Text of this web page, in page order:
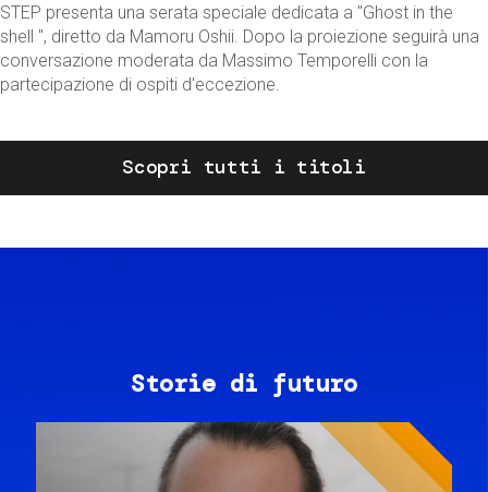
STEP presenta una serata speciale dedicata a "Ghost in the
shell ", diretto da Mamoru Oshii. Dopo la proiezione seguirà una
conversazione moderata da Massimo Temporelli con la
partecipazione di ospiti d'eccezione.
Scopri tutti i titoli
Storie di futuro